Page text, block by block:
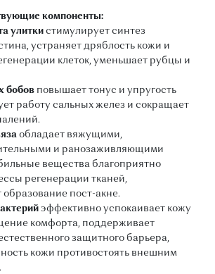
компоненты:
улитки стимулирует синтез
устраняет дряблость кожи и
клеток, уменьшает рубцы и
бобов повышает тонус и упругость
работу сальных желез и сокращает
обладает вяжущими,
и ранозаживляющими
вещества благоприятно
регенерации тканей,
пост-акне.
эффективно успокаивает кожу
комфорта, поддерживает
защитного барьера,
кожи противостоять внешним